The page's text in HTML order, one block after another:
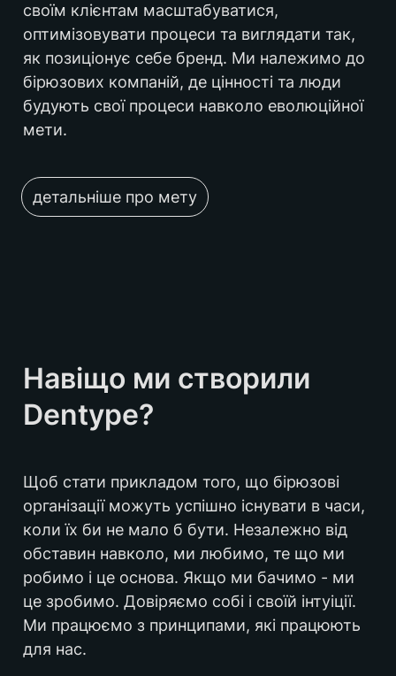
своїм клієнтам масштабуватися,
оптимізовувати процеси та виглядати так,
як позиціонує себе бренд. Ми належимо до
бірюзових компаній, де цінності та люди
будують свої процеси навколо еволюційної
мети.
детальніше про мету
Навіщо ми створили
Dentype?
Щоб стати прикладом того, що бірюзові
організації можуть успішно існувати в часи,
коли їх би не мало б бути. Незалежно від
обставин навколо, ми любимо, те що ми
робимо і це основа. Якщо ми бачимо - ми
це зробимо. Довіряємо собі і своїй інтуіції.
Ми працюємо з принципами, які працюють
для нас.